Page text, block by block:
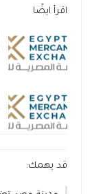
اقرأ ايضًا
قد يهمك: